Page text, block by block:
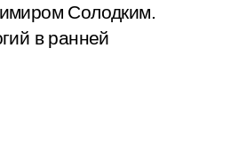
Солодким.
в ранней